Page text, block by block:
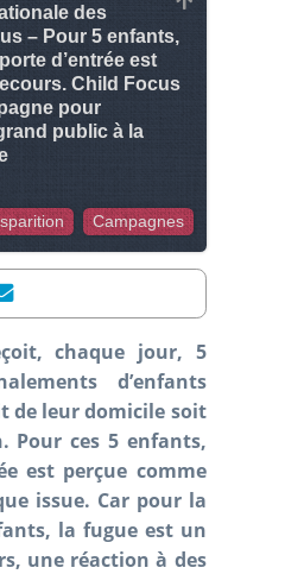
des
– Pour 5 enfants,
d’entrée est
Child Focus
pour
public à la
Campagnes
chaque jour, 5
d’enfants
de leur domicile soit
Pour ces 5 enfants,
est perçue comme
issue. Car pour la
la fugue est un
une réaction à des